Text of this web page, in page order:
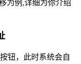
为例,详细为你介绍
钮，此时系统会自